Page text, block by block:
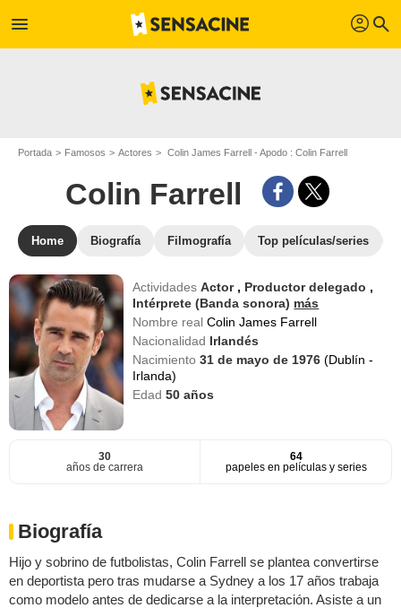
menu profil search
Portada Famosos Actores Colin James Farrell - Apodo : Colin Farrell
Colin Farrell
Home Biografía Filmografía Top películas/series
ActividadesActor , Productor delegado ,
Intérprete (Banda sonora) más
Nombre realColin James Farrell
Nacionalidad Irlandés
Nacimiento31 de mayo de 1976(Dublín -
Irlanda)
Edad50 años
30
años de carrera
64
papeles en películas y series
Biografía
Hijo y sobrino de futbolistas, Colin Farrell se plantea convertirse
en deportista pero tras mudarse a Sydney a los 17 años trabaja
como modelo antes de dedicarse a la interpretación. Asiste a un